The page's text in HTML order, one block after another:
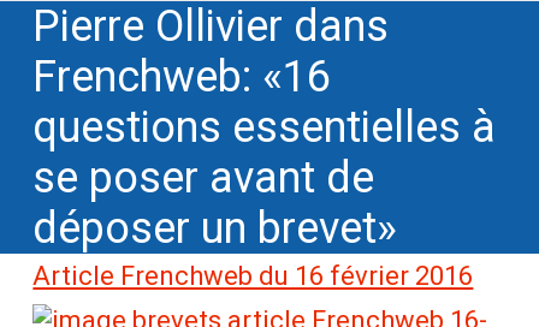
Pierre Ollivier dans
Frenchweb: «16
questions essentielles à
se poser avant de
déposer un brevet»
Article Frenchweb du 16 février 2016